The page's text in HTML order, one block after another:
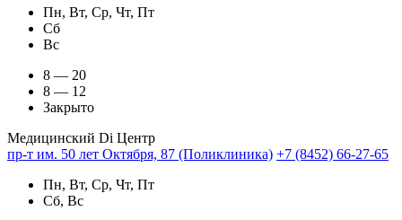
Пн, Вт, Ср, Чт, Пт
Сб
Вс
8 — 20
8 — 12
Закрыто
Медицинский Di Центр
пр-т им. 50 лет Октября, 87 (Поликлиника) +7 (8452) 66-27-65
Пн, Вт, Ср, Чт, Пт
Сб, Вс